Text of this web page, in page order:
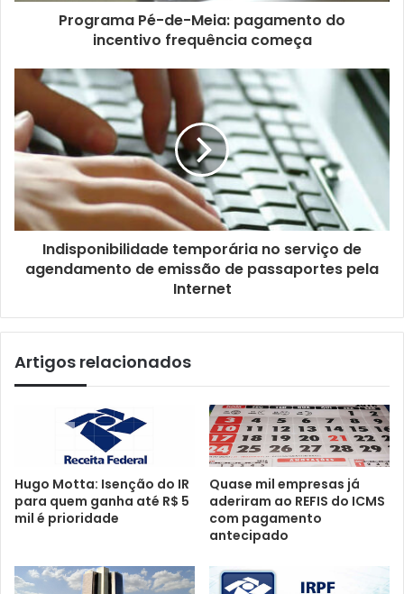
Programa Pé-de-Meia: pagamento do
incentivo frequência começa
Indisponibilidade temporária no serviço de
agendamento de emissão de passaportes pela
Internet
Artigos relacionados
Hugo Motta: Isenção do IR
para quem ganha até R$ 5
mil é prioridade
Quase mil empresas já
aderiram ao REFIS do ICMS
com pagamento
antecipado